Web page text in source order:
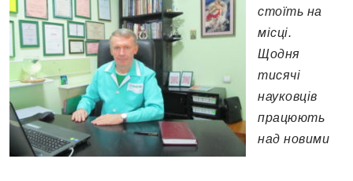
стоїть на
місці.
Щодня
тисячі
науковців
працюють
над новими